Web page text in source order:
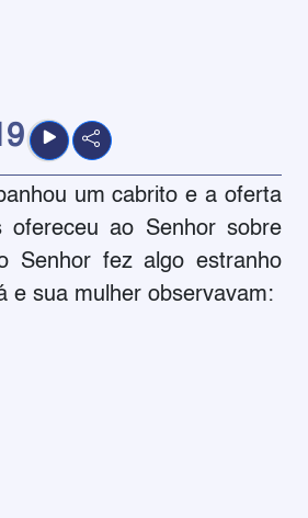
um cabrito e a oferta
ao Senhor sobre
Senhor fez algo estranho
e sua mulher observavam: